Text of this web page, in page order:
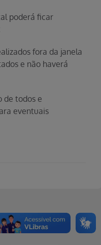
poderá ficar
fora da janela
e não haverá
de todos e
eventuais